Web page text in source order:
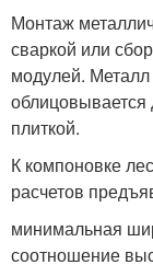
Монтаж
сваркой или
модулей.
плиткой.
К компоновке
расчетов
минимальная
соотношение